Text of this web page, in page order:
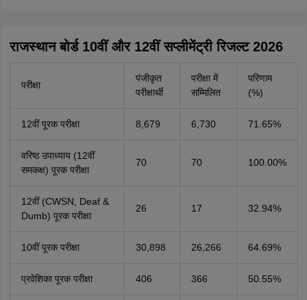
राजस्थान बोर्ड 10वीं और 12वीं सप्लीमेंट्री रिजल्ट 2026
परीक्षा
पंजीकृत
परीक्षार्थी
परीक्षा में
सम्मिलित
परिणाम
(%)
12वीं पूरक परीक्षा 8,679 6,730 71.65%
वरिष्ठ उपाध्याय (12वीं
समकक्ष) पूरक परीक्षा
70 70 100.00%
12वीं (CWSN, Deaf &
Dumb) पूरक परीक्षा
26 17 32.94%
10वीं पूरक परीक्षा 30,898 26,266 64.69%
प्रवेशिका पूरक परीक्षा 406 366 50.55%